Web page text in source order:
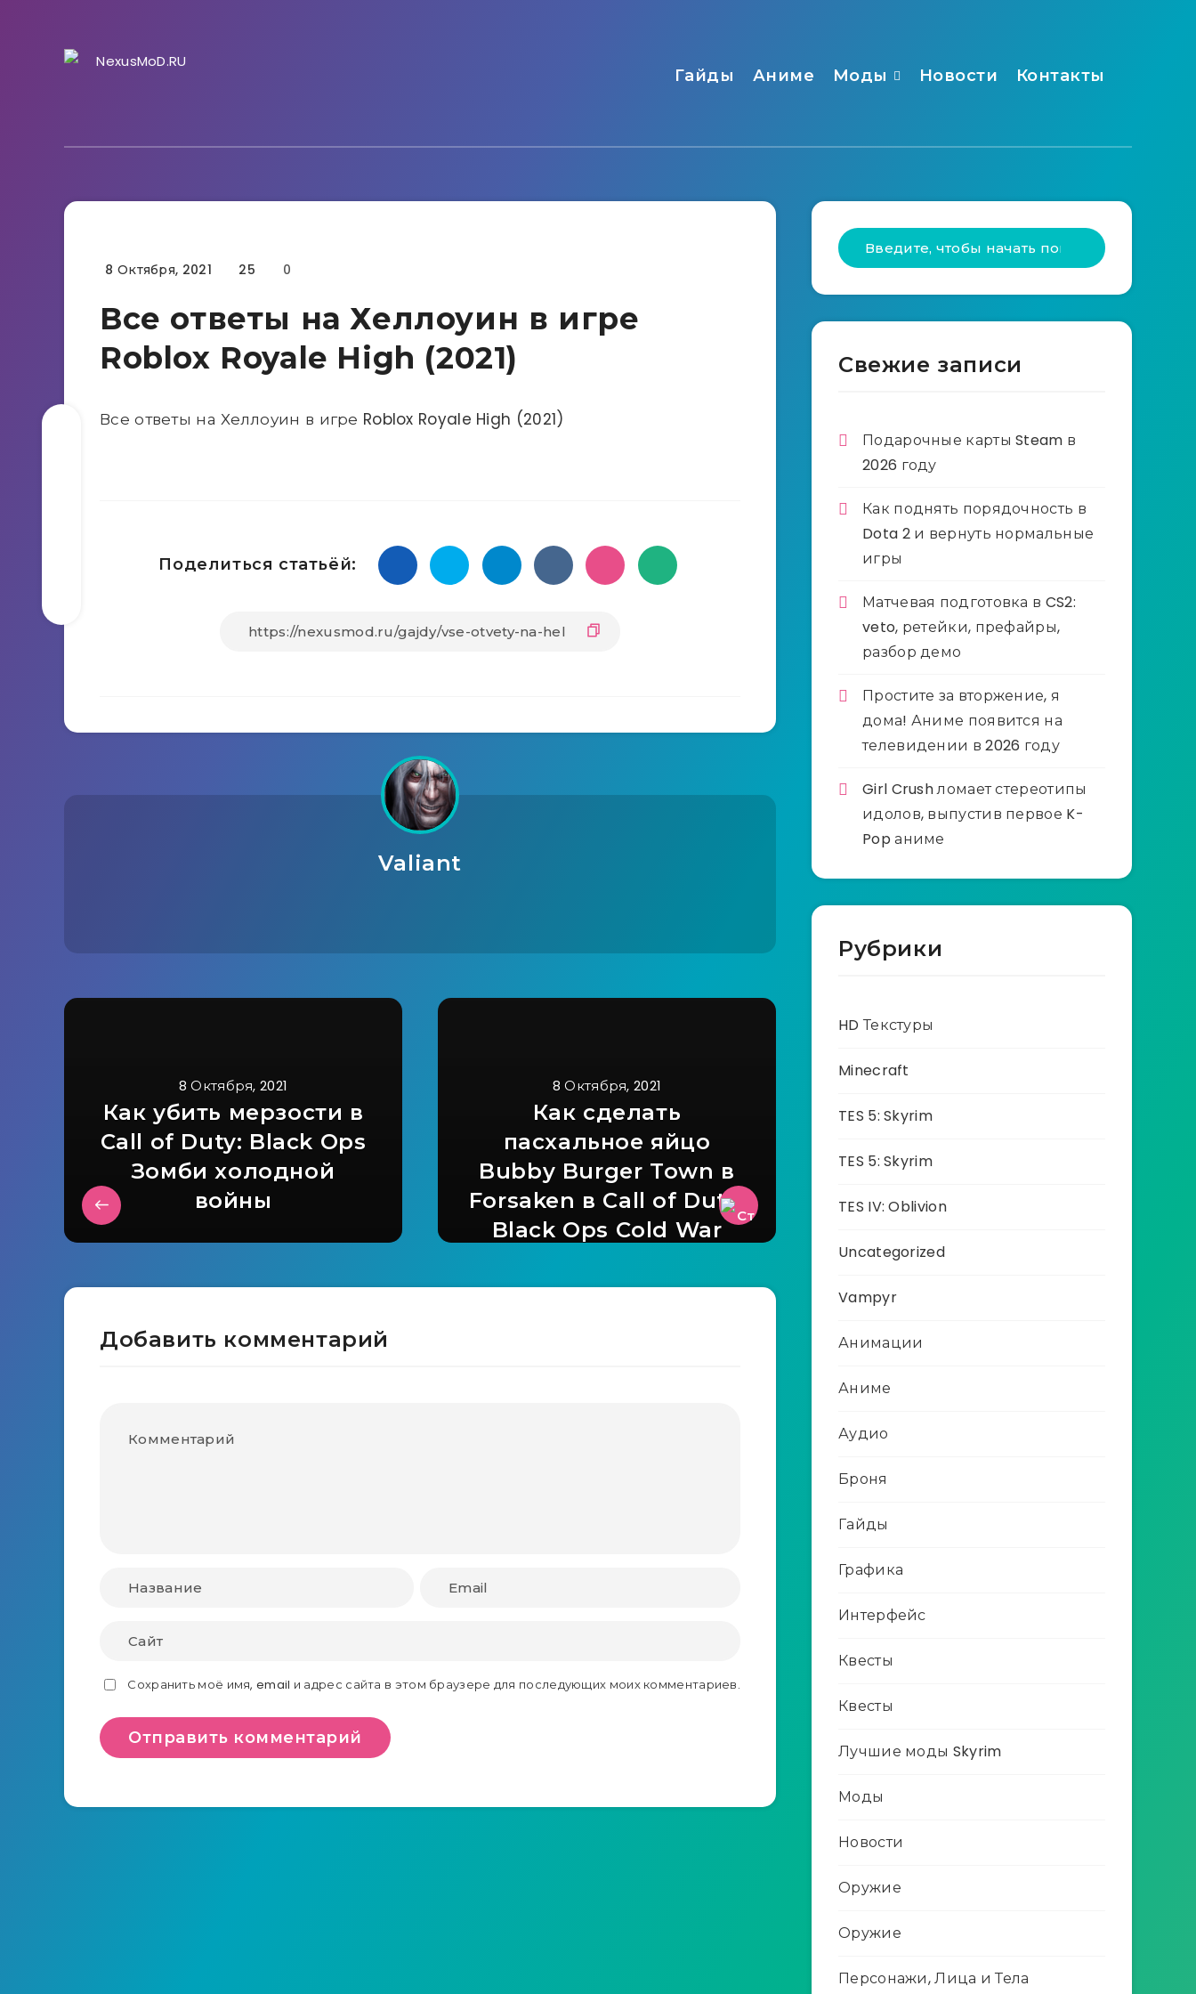
Гайды Аниме Моды Новости Контакты
Гайды
8 Октября, 2021 25 0
Все ответы на Хеллоуин в игре
Roblox Royale High (2021)
Все ответы на Хеллоуин в игре Roblox Royale High (2021)
Поделиться статьёй:
Valiant
8 Октября, 2021
Как убить мерзости в
Call of Duty: Black Ops
Зомби холодной
войны
8 Октября, 2021
Как сделать
пасхальное яйцо
Bubby Burger Town в
Forsaken в Call of Duty:
Black Ops Cold War
Добавить комментарий
Сохранить моё имя, email и адрес сайта в этом браузере для последующих моих комментариев.
Свежие записи
Подарочные карты Steam в
2026 году
Как поднять порядочность в
Dota 2 и вернуть нормальные
игры
Матчевая подготовка в CS2:
veto, ретейки, префайры,
разбор демо
Простите за вторжение, я
дома! Аниме появится на
телевидении в 2026 году
Girl Crush ломает стереотипы
идолов, выпустив первое K-
Pop аниме
Рубрики
HD Текстуры
Minecraft
TES 5: Skyrim
TES 5: Skyrim
TES IV: Oblivion
Uncategorized
Vampyr
Анимации
Аниме
Аудио
Броня
Гайды
Графика
Интерфейс
Квесты
Квесты
Лучшие моды Skyrim
Моды
Новости
Оружие
Оружие
Персонажи, Лица и Тела